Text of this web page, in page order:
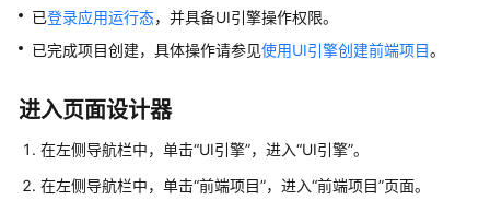
绍
计
说
快
已登录应用运行态，并具备UI引擎操作权限。
已完成项目创建，具体操作请参见使用UI引擎创建前端项目。
进入页面设计器
在左侧导航栏中，单击“UI引擎”，进入“UI引擎”。
在左侧导航栏中，单击“前端项目”，进入“前端项目”页面。